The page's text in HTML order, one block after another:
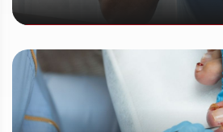
ONTDEK MEER